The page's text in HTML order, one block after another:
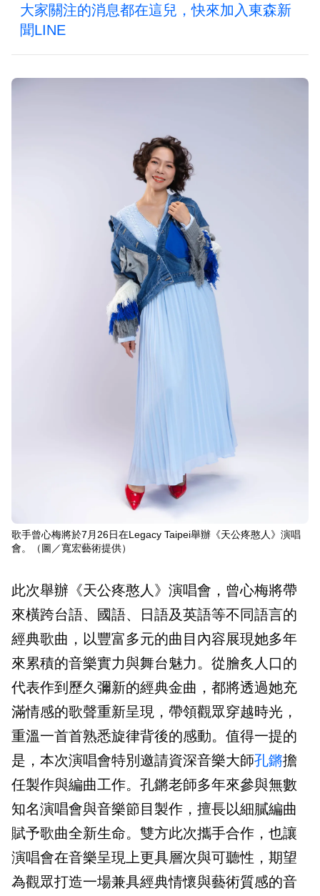
大家關注的消息都在這兒，快來加入東森新
聞LINE
歌手曾心梅將於7月26日在Legacy Taipei舉辦《天公疼憨人》演唱
會。（圖／寬宏藝術提供）
此次舉辦《天公疼憨人》演唱會，曾心梅將帶
來橫跨台語、國語、日語及英語等不同語言的
經典歌曲，以豐富多元的曲目內容展現她多年
來累積的音樂實力與舞台魅力。從膾炙人口的
代表作到歷久彌新的經典金曲，都將透過她充
滿情感的歌聲重新呈現，帶領觀眾穿越時光，
重溫一首首熟悉旋律背後的感動。值得一提的
是，本次演唱會特別邀請資深音樂大師孔鏘擔
任製作與編曲工作。孔鏘老師多年來參與無數
知名演唱會與音樂節目製作，擅長以細膩編曲
賦予歌曲全新生命。雙方此次攜手合作，也讓
演唱會在音樂呈現上更具層次與可聽性，期望
為觀眾打造一場兼具經典情懷與藝術質感的音